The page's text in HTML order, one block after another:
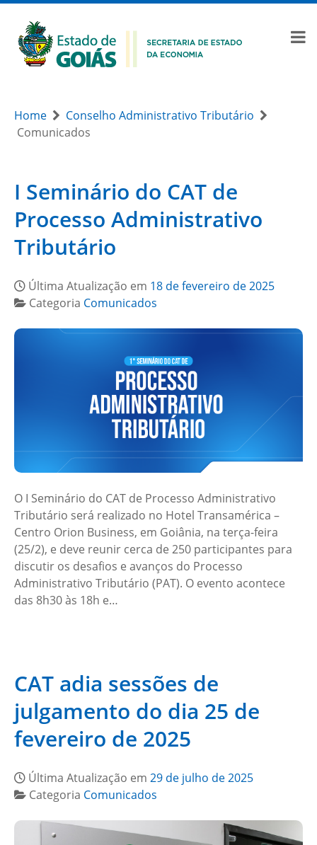
Home
Conselho Administrativo Tributário
Comunicados
I Seminário do CAT de
Processo Administrativo
Tributário
Última Atualização em 18 de fevereiro de 2025
Categoria Comunicados
O I Seminário do CAT de Processo Administrativo
Tributário será realizado no Hotel Transamérica –
Centro Orion Business, em Goiânia, na terça-feira
(25/2), e deve reunir cerca de 250 participantes para
discutir os desafios e avanços do Processo
Administrativo Tributário (PAT). O evento acontece
das 8h30 às 18h e…
CAT adia sessões de
julgamento do dia 25 de
fevereiro de 2025
Última Atualização em 29 de julho de 2025
Categoria Comunicados